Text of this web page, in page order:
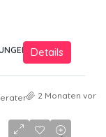
Details
2 Monaten vor